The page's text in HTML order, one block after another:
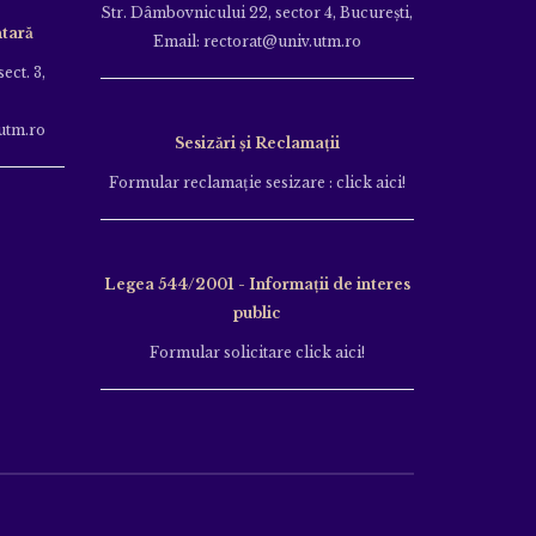
3,
Str. Dâmbovnicului 22, sector 4, București,
Email: rectorat@univ.utm.ro
Sesizări și Reclamații
Formular reclamație sesizare : click aici!
Legea 544/2001 - Informații de interes
public
Formular solicitare click aici!